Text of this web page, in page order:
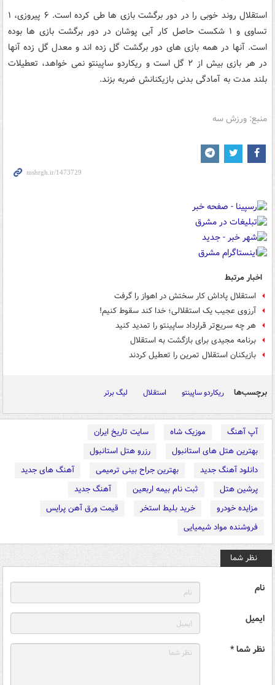
استقلال روند خوبی را در دور برگشت بازی ها طی کرده است. ۶ پیروزی، ۱
تساوی و ۱ شکست حاصل کار آبی پوشان در دور برگشت بازی ها بوده
است. آنها در همه بازی های دور برگشت گل زده اند و معدل گل زده آنها
در هر بازی بیش از ۲ گل است و ریکاردو ساپینتو نمی خواهد، تعطیلات
بلند مدت به آمادگی بدنی بازیکنانش ضربه بزند.
منبع: ورزش سه
اخبار مرتبط
استقلال پاداش کار سختش در اهواز را گرفت
آرزوی عجیب یک استقلالی؛ خدا کند سقوط کنیم!
هر چه سریع‌تر قرارداد ساپینتو را تمدید کنید
برنامه مجیدی برای بازگشت به استقلال
بازیکنان استقلال تمرین را تعطیل کردند
برچسب‌ها ریکاردو ساپینتو استقلال لیگ برتر
آپ آهنگ موزیک شاه
سایت تاریخ ایران
بهترین هتل های استانبول
رزرو هتل استانبول
دانلود آهنگ جدید
بهترین جراح بینی ترمیمی
آهنگ های جدید
پرشین هتل
ثبت نام بیمه اربعین
آهنگ جدید
مزایده خودرو
خرید بلیط استخر
قیمت ورق آهن پرایس
فروشنده مواد شیمیایی
نظر شما
نام
ایمیل
نظر شما *